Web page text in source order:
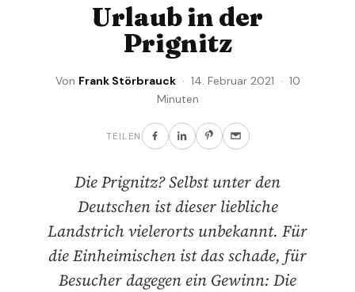
Urlaub in der
Prignitz
Von Frank Störbrauck· 14. Februar 2021 · 10
Minuten
TEILEN
Die Prignitz? Selbst unter den
Deutschen ist dieser liebliche
Landstrich vielerorts unbekannt. Für
die Einheimischen ist das schade, für
Besucher dagegen ein Gewinn: Die